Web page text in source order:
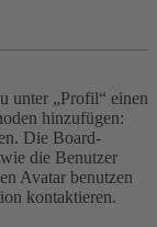
unter „Profil“ einen
hinzufügen:
Die Board-
die Benutzer
Avatar benutzen
kontaktieren.